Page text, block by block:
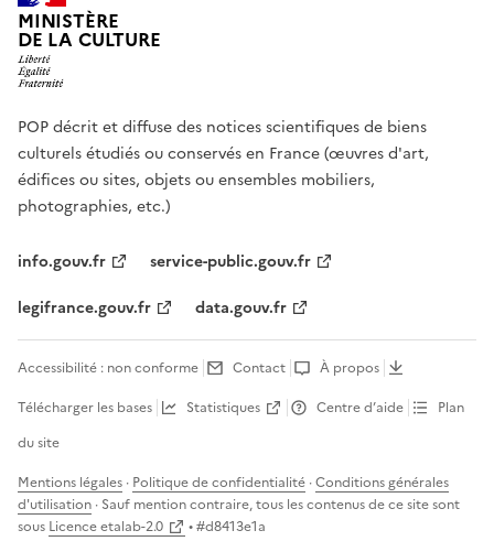
MINISTÈRE
DE LA CULTURE
POP décrit et diffuse des notices scientifiques de biens
culturels étudiés ou conservés en France (œuvres d'art,
édifices ou sites, objets ou ensembles mobiliers,
photographies, etc.)
info.gouv.fr
service-public.gouv.fr
legifrance.gouv.fr
data.gouv.fr
Accessibilité : non conforme Contact
À propos
Télécharger les bases
Statistiques Centre d’aide
Plan
du site
Mentions légales · Politique de confidentialité ·Conditions générales
d'utilisation · Sauf mention contraire, tous les contenus de ce site sont
sous Licence etalab-2.0 • #d8413e1a